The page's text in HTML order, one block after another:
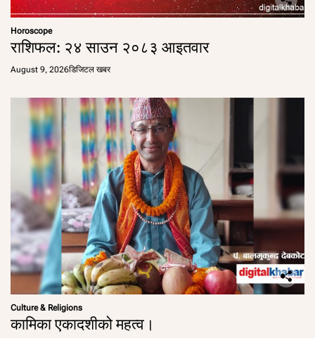
Horoscope
राशिफल: २४ साउन २०८३ आइतवार
August 9, 2026डिजिटल खबर
Culture & Religions
कामिका एकादशीको महत्व।